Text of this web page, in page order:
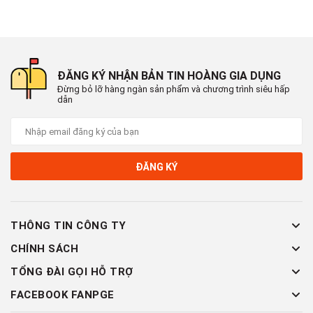
ĐĂNG KÝ NHẬN BẢN TIN HOÀNG GIA DỤNG
Đừng bỏ lỡ hàng ngàn sản phẩm và chương trình siêu hấp
dẫn
ĐĂNG KÝ
THÔNG TIN CÔNG TY
CHÍNH SÁCH
TỔNG ĐÀI GỌI HỖ TRỢ
FACEBOOK FANPGE